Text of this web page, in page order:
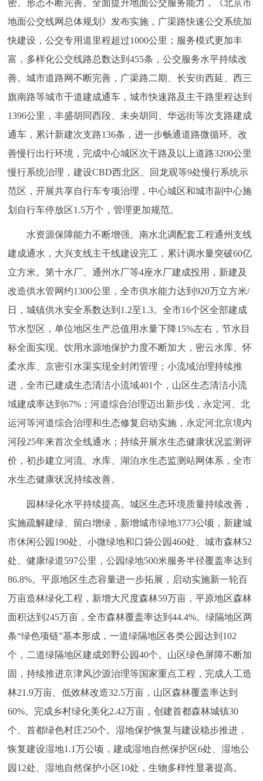
密、形态不断完善。全面提升地面公交服务能力，《北京市
地面公交线网总体规划》发布实施，广渠路快速公交系统加
快建设，公交专用道里程超过1000公里；服务模式更加丰
富，多样化公交线路总数达到455条，公交服务水平持续改
善。城市道路网不断完善，广渠路二期、长安街西延、西三
旗南路等城市干道建成通车，城市快速路及主干路里程达到
1396公里，丰盛胡同西段、未央胡同、华远街等次支路建成
通车，累计新建次支路136条，进一步畅通道路微循环。改
善慢行出行环境，完成中心城区次干路及以上道路3200公里
慢行系统治理，建设CBD西北区、回龙观等9处慢行系统示
范区，开展共享自行车专项治理，中心城区和城市副中心施
划自行车停放区1.5万个，管理更加规范。
水资源保障能力不断增强。南水北调配套工程通州支线
建成通水，大兴支线主干线建设完工，累计调水量突破60亿
立方米。第十水厂、通州水厂等4座水厂建成投用，新建及
改造供水管网约1300公里，全市供水能力达到920万立方米/
日，城镇供水安全系数达到1.2至1.3。全市16个区全部建成
节水型区，单位地区生产总值用水量下降15%左右，节水目
标全面实现。饮用水源地保护力度不断加大，密云水库、怀
柔水库、京密引水渠实现全封闭管理；小流域治理持续推
进，全市已建成生态清洁小流域401个，山区生态清洁小流
域建成率达到67%；河道综合治理迈出新步伐，永定河、北
运河等河道综合治理和生态修复启动实施，永定河北京境内
河段25年来首次全线通水；持续开展水生态健康状况监测评
价，初步建立河流、水库、湖泊水生态监测站网体系，全市
水生态健康状况持续改善。
园林绿化水平持续提高。城区生态环境质量持续改善，
实施疏解建绿、留白增绿，新增城市绿地3773公顷，新建城
市休闲公园190处、小微绿地和口袋公园460处、城市森林52
处、健康绿道597公里，公园绿地500米服务半径覆盖率达到
86.8%。平原地区生态容量进一步拓展，启动实施新一轮百
万亩造林绿化工程，新增大尺度森林59万亩，平原地区森林
面积达到245万亩，全市森林覆盖率达到44.4%。绿隔地区两
条“绿色项链”基本形成，一道绿隔地区各类公园达到102
个，二道绿隔地区建成郊野公园40个。山区绿色屏障不断加
固，持续推进京津风沙源治理等国家重点工程，完成人工造
林21.9万亩、低效林改造32.5万亩，山区森林覆盖率达到
60%。完成乡村绿化美化2.42万亩，创建首都森林城镇30
个、首都绿色村庄250个。湿地保护恢复与建设稳步推进，
恢复建设湿地1.1万公顷，建成湿地自然保护区6处、湿地公
园12处、湿地自然保护小区10处，生物多样性显著提高。